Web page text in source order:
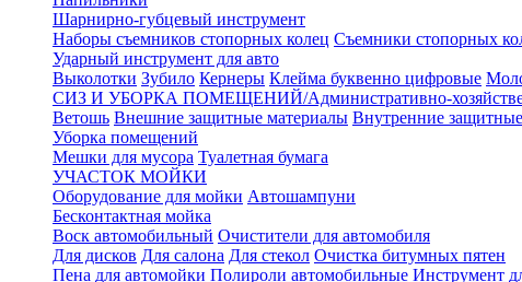
Шарнирно-губцевый инструмент
Наборы съемников стопорных колец Съемники стопорных
Ударный инструмент для авто
Выколотки Зубило Кернеры Клейма буквенно цифровые
СИЗ И УБОРКА ПОМЕЩЕНИЙ/Административно-
Ветошь Внешние защитные материалы Внутренние
Уборка помещений
Мешки для мусора Туалетная бумага
УЧАСТОК МОЙКИ
Оборудование для мойки Автошампуни
Бесконтактная мойка
Воск автомобильный Очистители для автомобиля
Для дисков Для салона Для стекол Очистка битумных пятен
Пена для автомойки Полироли автомобильные Инструмент